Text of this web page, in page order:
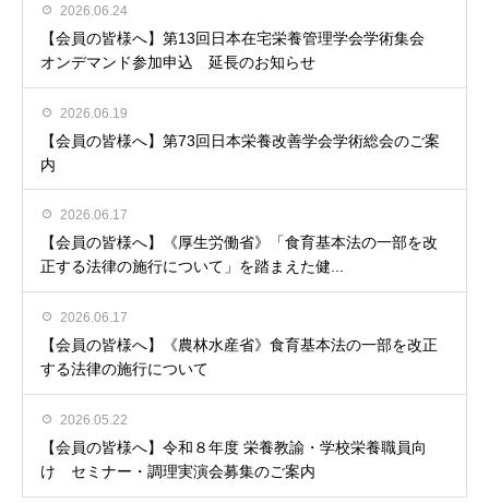
2026.06.24
【会員の皆様へ】第13回日本在宅栄養管理学会学術集会
オンデマンド参加申込 延長のお知らせ
2026.06.19
【会員の皆様へ】第73回日本栄養改善学会学術総会のご案
内
2026.06.17
【会員の皆様へ】《厚生労働省》「食育基本法の一部を改
正する法律の施行について」を踏まえた健...
2026.06.17
【会員の皆様へ】《農林水産省》食育基本法の一部を改正
する法律の施行について
2026.05.22
【会員の皆様へ】令和８年度 栄養教諭・学校栄養職員向
け セミナー・調理実演会募集のご案内